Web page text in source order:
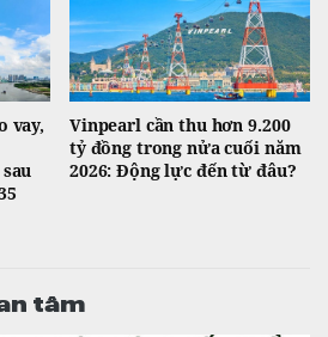
vay,
Vinpearl cần thu hơn 9.200
tỷ đồng trong nửa cuối năm
2026: Động lực đến từ đâu?
tâm